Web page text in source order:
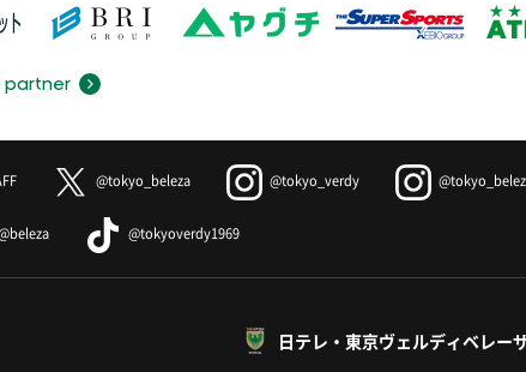
partner
@tokyo_beleza @tokyo_verdy
@tokyoverdy1969
日テレ・東京ヴェルディベレー